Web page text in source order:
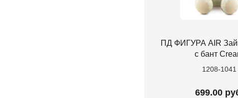
ПД ФИГУРА AIR
с бант
1208-1041
699.00